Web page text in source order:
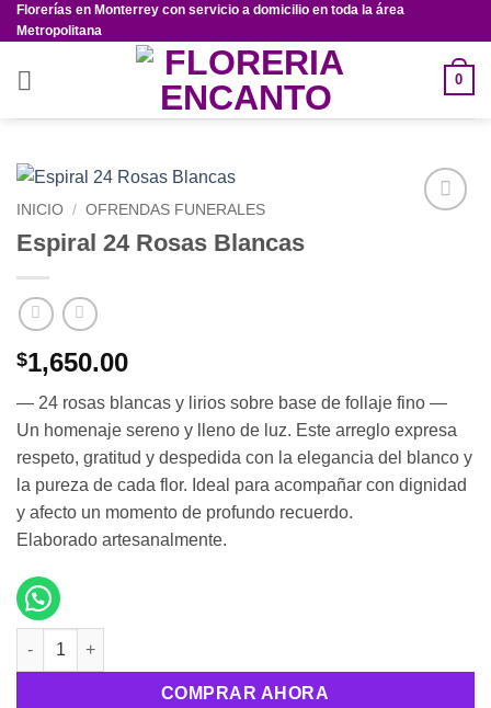
Saltar
al
contenido
Florerías en Monterrey con servicio a domicilio en toda la área
Metropolitana
0
INICIO / OFRENDAS FUNERALES
Espiral 24 Rosas Blancas
$1,650.00
— 24 rosas blancas y lirios sobre base de follaje fino —
Un homenaje sereno y lleno de luz. Este arreglo expresa
respeto, gratitud y despedida con la elegancia del blanco y
la pureza de cada flor. Ideal para acompañar con dignidad
y afecto un momento de profundo recuerdo.
Elaborado artesanalmente.
Espiral 24 Rosas Blancas cantidad
COMPRAR AHORA